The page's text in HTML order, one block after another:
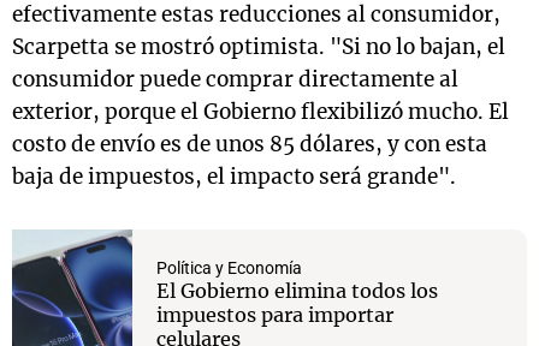
efectivamente estas reducciones al consumidor,
Scarpetta se mostró optimista. "Si no lo bajan, el
consumidor puede comprar directamente al
exterior, porque el Gobierno flexibilizó mucho. El
costo de envío es de unos 85 dólares, y con esta
baja de impuestos, el impacto será grande".
Política y Economía
El Gobierno elimina todos los
impuestos para importar
celulares